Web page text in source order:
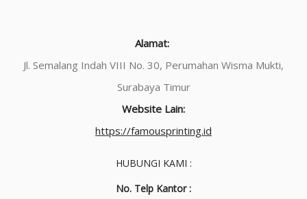
Alamat:
Jl. Semalang Indah VIII No. 30, Perumahan Wisma Mukti,
Surabaya Timur
Website Lain:
https://famousprinting.id
HUBUNGI KAMI :
No. Telp Kantor :